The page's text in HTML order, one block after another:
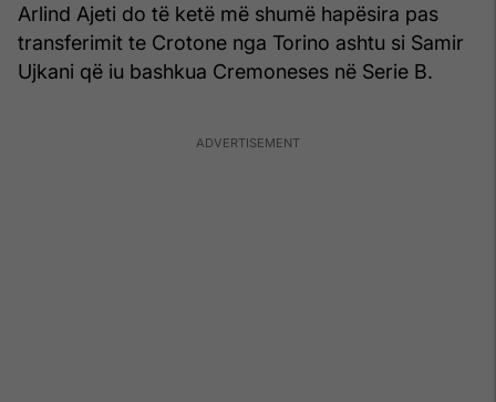
Arlind Ajeti do të ketë më shumë hapësira pas
transferimit te Crotone nga Torino ashtu si Samir
Ujkani që iu bashkua Cremoneses në Serie B.